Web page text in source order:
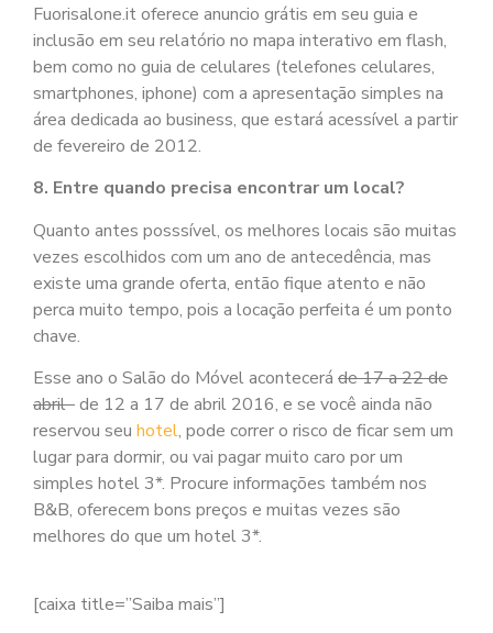
Fuorisalone.it oferece anuncio grátis em seu guia e
inclusão em seu relatório no mapa interativo em flash,
bem como no guia de celulares (telefones celulares,
smartphones, iphone) com a apresentação simples na
área dedicada ao business, que estará acessível a partir
de fevereiro de 2012.
8. Entre quando precisa encontrar um local?
Quanto antes posssível, os melhores locais são muitas
vezes escolhidos com um ano de antecedência, mas
existe uma grande oferta, então fique atento e não
perca muito tempo, pois a locação perfeita é um ponto
chave.
Esse ano o Salão do Móvel acontecerá de 17 a 22 de
abrilde 12 a 17 de abril 2016, e se você ainda não
reservou seu hotel, pode correr o risco de ficar sem um
lugar para dormir, ou vai pagar muito caro por um
simples hotel 3*. Procure informações também nos
B&B, oferecem bons preços e muitas vezes são
melhores do que um hotel 3*.
[caixa title=”Saiba mais”]